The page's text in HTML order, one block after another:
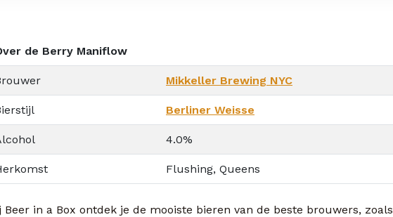
de Berry Maniflow
Mikkeller Brewing NYC
Berliner Weisse
4.0%
Flushing, Queens
Beer in a Box ontdek je de mooiste bieren van de beste brouwers,